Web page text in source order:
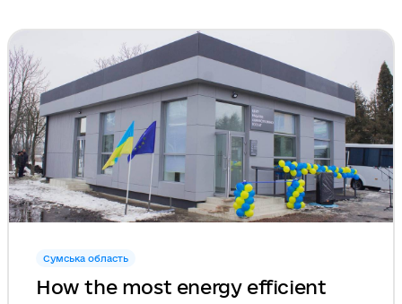
Сумська область
How the most energy efficient